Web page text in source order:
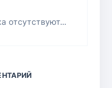
отсутствуют...